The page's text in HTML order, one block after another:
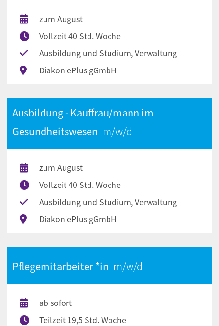
zum August
Vollzeit 40 Std. Woche
Ausbildung und Studium, Verwaltung
DiakoniePlus gGmbH
Ausbildung - Kauffrau/mann im
Gesundheitswesen
zum August
Vollzeit 40 Std. Woche
Ausbildung und Studium, Verwaltung
DiakoniePlus gGmbH
Pflegemitarbeiter *in
ab sofort
Teilzeit 19,5 Std. Woche